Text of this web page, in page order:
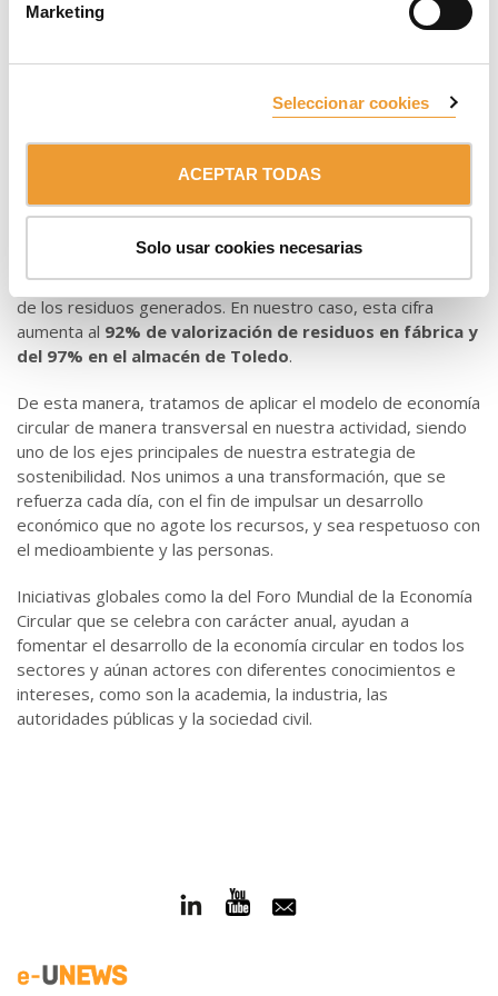
Marketing
Seleccionar cookies
ACEPTAR TODAS
Solo usar cookies necesarias
buscamosreducir el consumo de materias primas
a
circular en la fase de diseño, reduciendo la cantidad de
circular, tratamos de minimizar la cantidad de residuos que
generamos. Así, contamos con el certificadoResiduo Cero
principal almacén regulador, localizado en Ajofrín, Toledo.
Esta certificación asegura que valorizamos al menos el 90%
de los residuos generados. En nuestro caso, esta cifra
aumenta al 92% de valorización de residuos en fábrica y
del 97% en el almacén de Toledo.
De esta manera, tratamos de aplicar el modelo de economía
circular de manera transversal en nuestra actividad, siendo
uno de los ejes principales de nuestra estrategia de
sostenibilidad. Nos unimos a una transformación, que se
refuerza cada día, con el fin de impulsar un desarrollo
económico que no agote los recursos, y sea respetuoso con
el medioambiente y las personas.
Iniciativas globales como la del Foro Mundial de la Economía
Circular que se celebra con carácter anual, ayudan a
fomentar el desarrollo de la economía circular en todos los
sectores y aúnan actores con diferentes conocimientos e
intereses, como son la academia, la industria, las
autoridades públicas y la sociedad civil.